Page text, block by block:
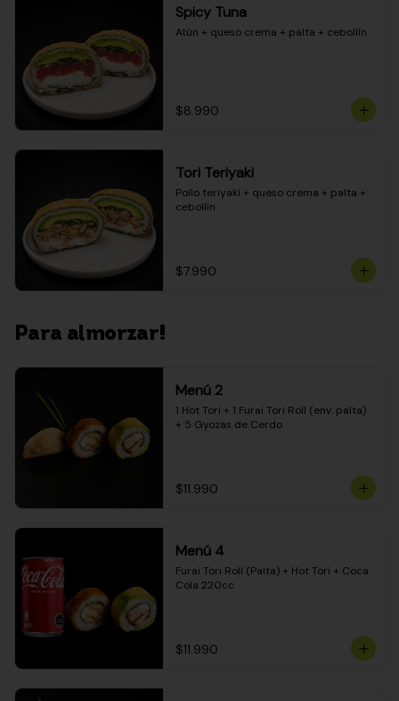
Spicy Tuna
Atún + queso crema + palta + cebollín
$8.990
Tori Teriyaki
Pollo teriyaki + queso crema + palta +
cebollín
$7.990
Para almorzar!
Menú 2
1 Hot Tori + 1 Furai Tori Roll (env. palta)
+ 5 Gyozas de Cerdo
$11.990
Menú 4
Furai Tori Roll (Palta) + Hot Tori + Coca
Cola 220cc
$11.990